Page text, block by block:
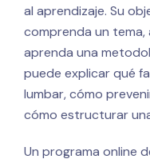
al aprendizaje. Su
comprenda un
aprenda una
puede explicar qué
lumbar, cómo
cómo estructurar
Un programa online